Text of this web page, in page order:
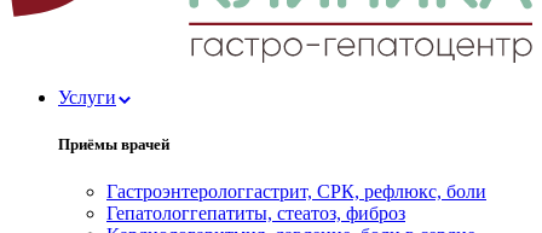
Услуги
Приёмы врачей
Гастроэнтерологгастрит, СРК, рефлюкс, боли
Гепатологгепатиты, стеатоз, фиброз